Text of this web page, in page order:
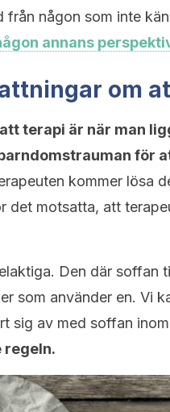
från någon som inte
annans
om
terapi är när man
för
kommer lösa
det motsatta, att
Den där soffan
som använder en. Vi
sig av med soffan
regeln.